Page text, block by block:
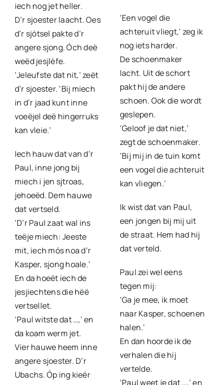
iech nog jet heller.
D’r sjoester laacht. Oes
d’r sjótsel pakte d’r
angere sjong. Óch deë
weëd jesjlèfe.
‘Jeleufste dat nit,’ zeët
d’r sjoester. ‘Bij miech
in d’r jaad kunt inne
voeëjel deë hingerruks
kan vleie.’
Iech hauw dat van d’r
Paul, inne jong bij
miech i jen sjtroas,
jehoeëd. Dem hauwe
dat vertseld.
‘D’r Paul zaat wal ins
teëje miech: Jeeste
mit, iech mós noa d’r
Kasper, sjong hoale.’
En da hoeët iech de
jesjiechtens die hëë
vertsellet.
‘Paul witste dat …,’ en
da koam werm jet.
Vier hauwe heem inne
angere sjoester. D’r
Ubachs. Óp ing kieër
‘Een vogel die
achteruit vliegt,’ zeg ik
nog iets harder.
De schoenmaker
lacht. Uit de schort
pakt hij de andere
schoen. Ook die wordt
geslepen.
‘Geloof je dat niet,’
zegt de schoenmaker.
‘Bij mij in de tuin komt
een vogel die achteruit
kan vliegen.’
Ik wist dat van Paul,
een jongen bij mij uit
de straat. Hem had hij
dat verteld.
Paul zei wel eens
tegen mij:
‘Ga je mee, ik moet
naar Kasper, schoenen
halen.’
En dan hoorde ik de
verhalen die hij
vertelde.
‘Paul weet je dat …,’ en